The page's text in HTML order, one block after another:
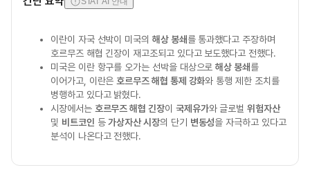
이란이 자국 선박이 미국의 해상 봉쇄를 통과했다고 주장하며
호르무즈 해협 긴장이 재고조되고 있다고 보도했다고 전했다.
미국은 이란 항구를 오가는 선박을 대상으로해상 봉쇄를
이어가고, 이란은 호르무즈 해협 통제 강화와 통행 제한 조치를
병행하고 있다고 밝혔다.
시장에서는 호르무즈 해협 긴장이 국제유가와 글로벌위험자산
및 비트코인 등가상자산 시장의 단기 변동성을 자극하고 있다고
분석이 나온다고 전했다.